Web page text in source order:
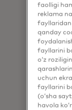
Bu
Biz
faolligi
reklama
qanday
fayllarini
o‘z
uchun
fayllarini
(o‘sha
havola